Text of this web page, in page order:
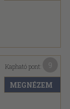
Kapható pont:
MEGNÉZEM